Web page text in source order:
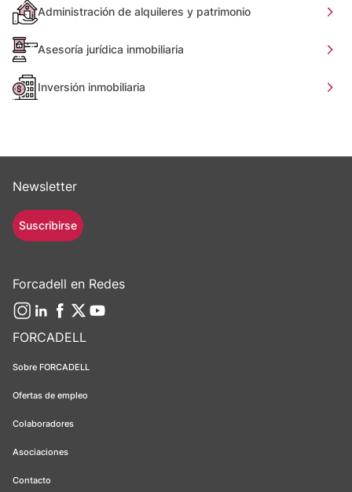
Administración de alquileres y patrimonio
Asesoría jurídica inmobiliaria
Inversión inmobiliaria
FORCADELL
Sobre FORCADELL
Ofertas de empleo
Colaboradores
Asociaciones
Contacto
Newsletter
Suscribirse
Forcadell en Redes